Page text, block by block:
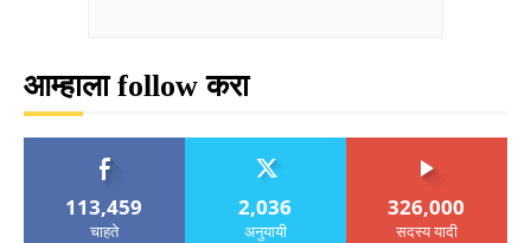
आम्हाला follow करा
113,459
चाहते
2,036
अनुयायी
326,000
सदस्य यादी